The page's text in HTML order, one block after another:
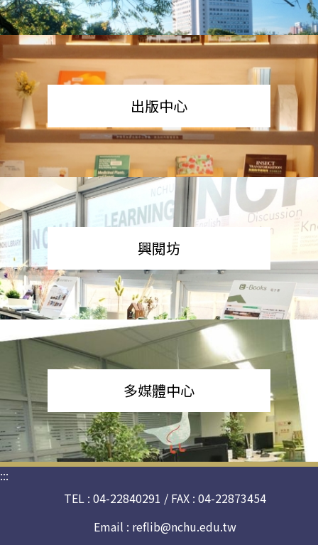
出版中心
興閱坊
多媒體中心
:::
TEL : 04-22840291 / FAX : 04-22873454
Email : reflib@nchu.edu.tw